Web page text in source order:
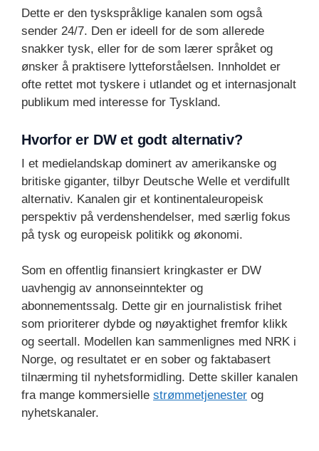
Dette er den tyskspråklige kanalen som også
sender 24/7. Den er ideell for de som allerede
snakker tysk, eller for de som lærer språket og
ønsker å praktisere lytteforståelsen. Innholdet er
ofte rettet mot tyskere i utlandet og et internasjonalt
publikum med interesse for Tyskland.
Hvorfor er DW et godt alternativ?
I et medielandskap dominert av amerikanske og
britiske giganter, tilbyr Deutsche Welle et verdifullt
alternativ. Kanalen gir et kontinentaleuropeisk
perspektiv på verdenshendelser, med særlig fokus
på tysk og europeisk politikk og økonomi.
Som en offentlig finansiert kringkaster er DW
uavhengig av annonseinntekter og
abonnementssalg. Dette gir en journalistisk frihet
som prioriterer dybde og nøyaktighet fremfor klikk
og seertall. Modellen kan sammenlignes med NRK i
Norge, og resultatet er en sober og faktabasert
tilnærming til nyhetsformidling. Dette skiller kanalen
fra mange kommersielle strømmetjenester og
nyhetskanaler.